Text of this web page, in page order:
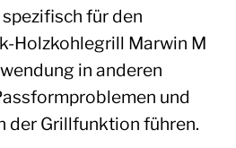
für den
Holzkohlegrill Marwin M
in anderen
und
der Grillfunktion führen.